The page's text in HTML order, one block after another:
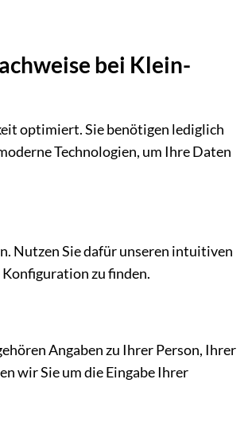
bei Klein-
optimiert. Sie benötigen lediglich
Technologien, um Ihre Daten
Nutzen Sie dafür unseren intuitiven
zu finden.
Angaben zu Ihrer Person, Ihrer
wir Sie um die Eingabe Ihrer